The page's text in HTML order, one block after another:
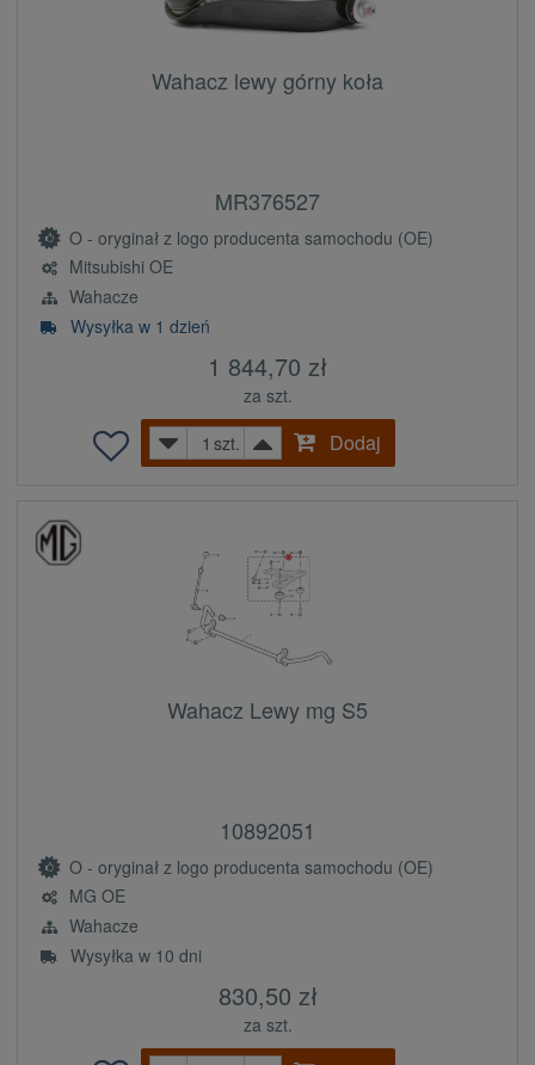
Wahacz lewy górny koła
MR376527
O - oryginał z logo producenta samochodu (OE)
Mitsubishi OE
Wahacze
Wysyłka w 1 dzień
1 844,70 zł
za szt.
szt.
Dodaj
Wahacz Lewy mg S5
10892051
O - oryginał z logo producenta samochodu (OE)
MG OE
Wahacze
Wysyłka w 10 dni
830,50 zł
za szt.